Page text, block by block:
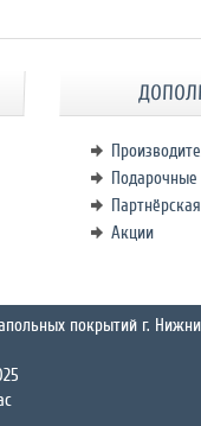
Акции
покрытий г.